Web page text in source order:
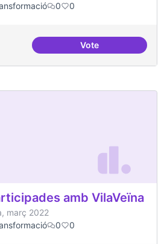
0 0
VoteRedefinició Casal
amb VilaVeïna
març 2022
0 0